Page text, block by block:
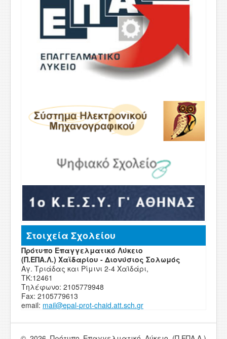
Στοιχεία Σχολείου
Πρότυπο Επαγγελματικό Λύκειο
(Π.ΕΠΑ.Λ.) Χαϊδαρίου - Διονύσιος Σολωμός
Αγ. Τριάδας και Ρίμινι 2-4 Χαϊδάρι,
ΤΚ:12461
Τηλέφωνο: 2105779948
Fax: 2105779613
email: mail@epal-prot-chaid.att.sch.gr